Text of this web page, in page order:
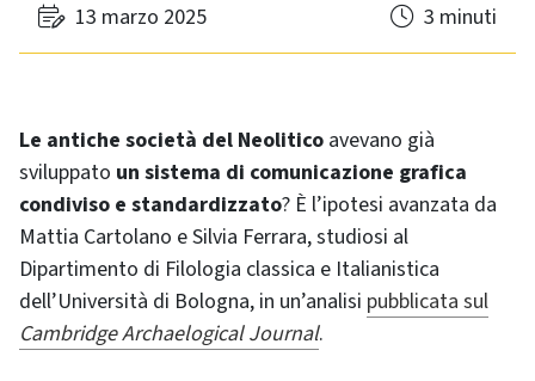
13 marzo 2025 3 minuti
Le antiche società del Neolitico avevano già
sviluppato un sistema di comunicazione grafica
condiviso e standardizzato? È l’ipotesi avanzata da
Mattia Cartolano e Silvia Ferrara, studiosi al
Dipartimento di Filologia classica e Italianistica
dell’Università di Bologna, in un’analisi pubblicata sul
Cambridge Archaelogical Journal.